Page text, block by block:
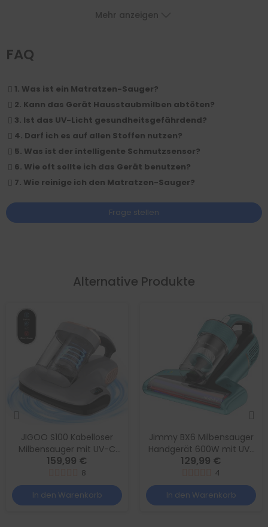
Mehr anzeigen
FAQ
1. Was ist ein Matratzen-Sauger?
2. Kann das Gerät Hausstaubmilben abtöten?
3. Ist das UV-Licht gesundheitsgefährdend?
4. Darf ich es auf allen Stoffen nutzen?
5. Was ist der intelligente Schmutzsensor?
6. Wie oft sollte ich das Gerät benutzen?
7. Wie reinige ich den Matratzen-Sauger?
Frage stellen
Alternative Produkte
JIGOO S100 Kabelloser
Milbensauger mit UV-C
und Heißluftfunktion 10
159,99 €
8
In den Warenkorb
Jimmy BX6 Milbensauger
Handgerät 600W mit UV-
Lampe und 240 mm
breiter Düse
129,99 €
4
In den Warenkorb